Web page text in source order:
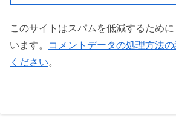
このサイトはスパムを低減するため
います。
コメントデータの処理方法
ください。